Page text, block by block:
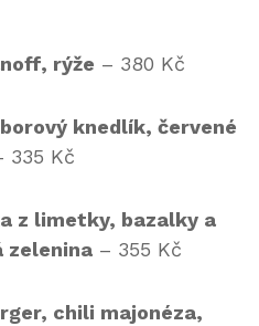
rýže – 380 Kč
knedlík, červené
Kč
z limetky, bazalky a
zelenina– 355 Kč
chili majonéza,